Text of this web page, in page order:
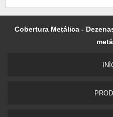
Cobertura Metálica -